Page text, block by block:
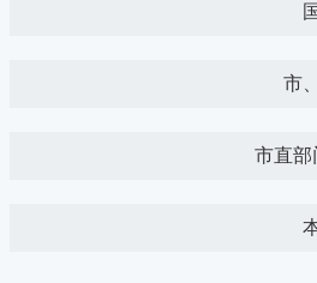
市
市直部